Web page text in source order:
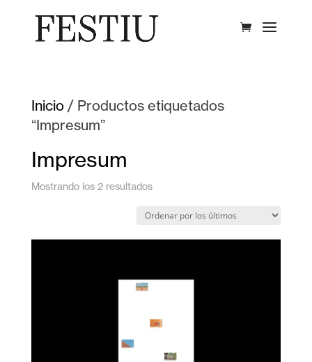
Inicio/ Productos etiquetados
“Impresum”
Impresum
Mostrando los 2 resultadosOrdenado